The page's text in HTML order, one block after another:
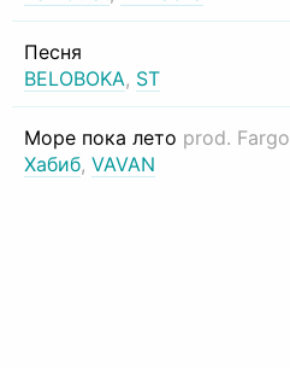
Песня
BELOBOKA, ST
Море пока лето prod. Fargo
Хабиб, VAVAN